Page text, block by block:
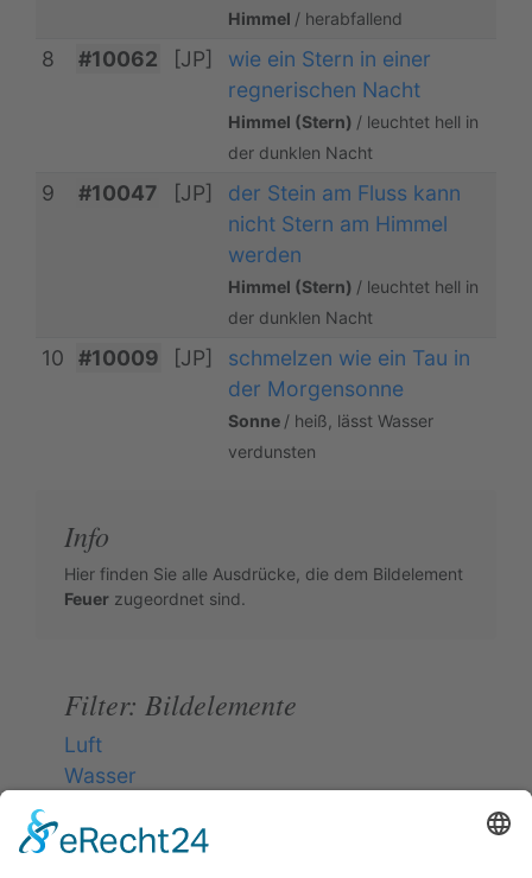
Himmel / herabfallend
8 #10062 [JP]
wie ein Stern in einer
regnerischen Nacht
Himmel (Stern) / leuchtet hell in
der dunklen Nacht
9 #10047 [JP]
der Stein am Fluss kann
nicht Stern am Himmel
werden
Himmel (Stern) / leuchtet hell in
der dunklen Nacht
10 #10009 [JP]
schmelzen wie ein Tau in
der Morgensonne
Sonne / heiß, lässt Wasser
verdunsten
Info
Hier finden Sie alle Ausdrücke, die dem Bildelement
Feuer zugeordnet sind.
Filter: Bildelemente
Luft
Wasser
Feuer